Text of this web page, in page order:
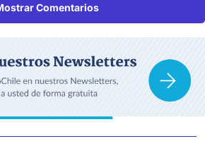
Comentarios